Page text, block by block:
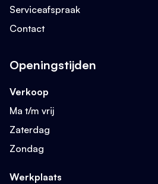
Serviceafspraak
Contact
Openingstijden
Verkoop
Ma t/m vrij
Zaterdag
Zondag
Werkplaats